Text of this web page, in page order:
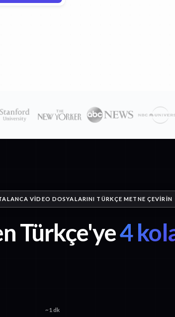
VIDEO DOSYALARINI TÜRKÇE METNE ÇEVIRIN
Türkçe'ye4
~1 dk